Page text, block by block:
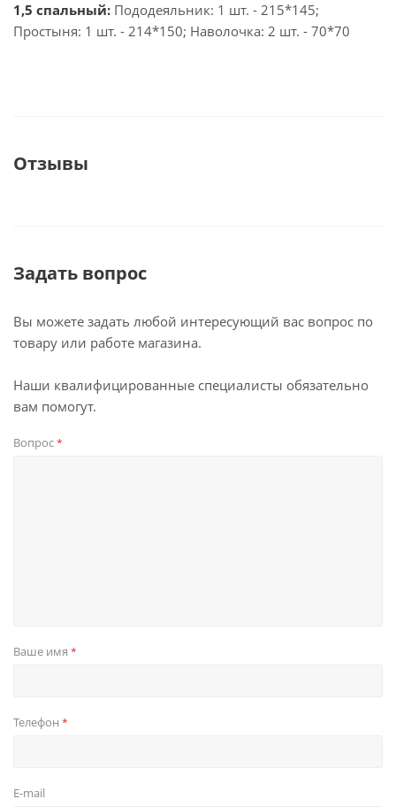
1,5 спальный: Пододеяльник: 1 шт. - 215*145;
Простыня: 1 шт. - 214*150; Наволочка: 2 шт. - 70*70
Отзывы
Задать вопрос
Вы можете задать любой интересующий вас вопрос по
товару или работе магазина.
Наши квалифицированные специалисты обязательно
вам помогут.
Вопрос*
Ваше имя *
Телефон *
E-mail